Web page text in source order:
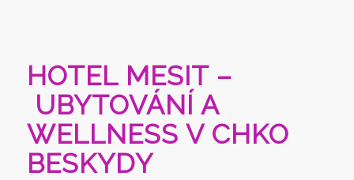
HOTEL MESIT –
UBYTOVÁNÍ A
WELLNESS V CHKO
BESKYDY